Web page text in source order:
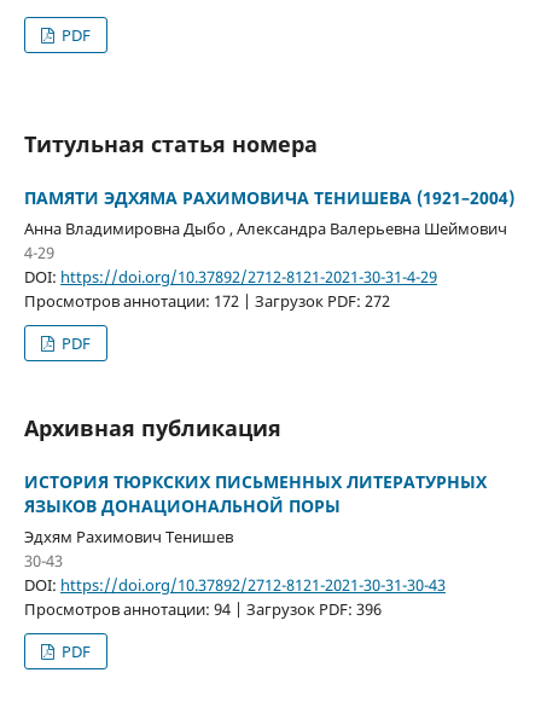
PDF
Титульная статья номера
ПАМЯТИ ЭДХЯМА РАХИМОВИЧА ТЕНИШЕВА (1921–2004)
Анна Владимировна Дыбо , Александра Валерьевна Шеймович
4-29
DOI: https://doi.org/10.37892/2712-8121-2021-30-31-4-29
Просмотров аннотации: 172 | Загрузок PDF: 272
PDF
Архивная публикация
ИСТОРИЯ ТЮРКСКИХ ПИСЬМЕННЫХ ЛИТЕРАТУРНЫХ
ЯЗЫКОВ ДОНАЦИОНАЛЬНОЙ ПОРЫ
Эдхям Рахимович Тенишев
30-43
DOI: https://doi.org/10.37892/2712-8121-2021-30-31-30-43
Просмотров аннотации: 94 | Загрузок PDF: 396
PDF